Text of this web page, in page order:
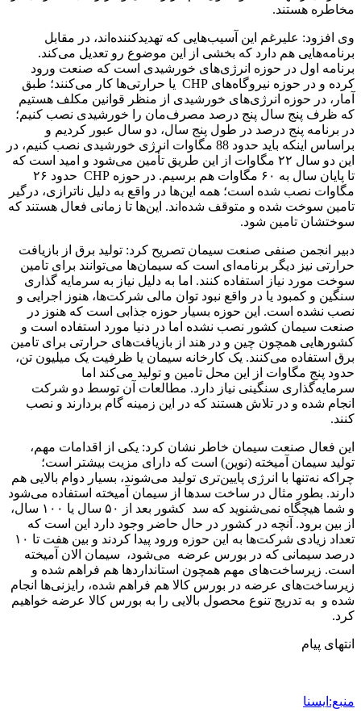
مخاطره هستند.
وی افزود: علیرغم این آسیب‌هایی که تهدیدکننده‌اند، در مقابل
برنامه‌هایی هم دارد که بخشی از این موضوع رو تعدیل می‌کند.
برنامه اول در حوزه انرژی‌های خورشیدی است که صنعت ورود
کرده و در حوزه نیروگاه‌های CHP یا حرارتی‌ها کار می‌کنند؛ طبق
آمار، در حوزه انرژی‌های خورشیدی از منظر قوانین مکلف هستیم
که ظرف پنج سال پنج درصد مصرف‌مان را خورشیدی نصب کنیم؛
در برنامه پنج درصد در طول پنج سال، دو سال عبور کردیم و
براساس اینکه باید حدود 88 مگاوات انرژی خورشیدی نصب کنیم، در
این دو سال ٢٢ مگاوات از این طریق تأمین می‌شود و امید است که
تا پایان سال به ۶٠ مگاوات هم برسیم. در حوزه CHP حدود ٢۶
مگاوات نصب شده است؛ همه این‌ها در واقع به دلیل ناترازی، درگیر
تامین سوخت شده و متوقف شده‌اند. این‌ها تا زمانی فعال هستند که
سوختشان تامین شود.
دبیر انجمن صنفی صنعت سیمان تصریح کرد: تولید برق از بازیافت
حرارتی نیز دیگر برنامه‌ای است که سیمان‌ها می‌توانند برای تامین
سوخت مورد نیاز استفاده کنند. اما به دلیل نیاز به سرمایه گذاری
سنگین و کمبود یا در واقع نبود توان مالی شرکت‌ها، هنوز اجرایی و
نصب نشده است. این حوزه بسیار حوزه جذابی است که هنوز در
صنعت سیمان کشور نصب نشده اما در دنیا مورد استفاده است و
کشورهایی همچون چین و در هند از بازیافت‌های حرارتی برای تامین
برق استفاده می‌کنند. یک کارخانه سیمان یا ظرفیت یک میلیون تن،
حدود پنج مگاوات از این محل تامین و تولید می‌کند اما
سرمایه‌گذاری سنگینی نیاز دارد. مطالعات آن توسط دو شرکت
انجام شده و در تلاش هستند که در این زمینه گام بردارند و نصب
کنند.
این فعال صنعت سیمان خاطر نشان کرد: یکی از اقدامات مهم،
تولید سیمان آمیخته (نوین) است که دارای مزیت بیشتر است؛
چراکه نه‌تنها با انرژی پایین‌تری تولید می‌شوند، بسیار دوام بالایی هم
دارند. بطور مثال در ساخت سدها از سیمان آمیخته استفاده می‌شود
و شما هیچگاه نمی‌شنوید که سد کشور بعد از ۵۰ سال یا ۱۰۰ سال،
از بین برود. آنچه در کشور در حال حاضر وجود دارد این است که
تعداد زیادی شرکت‌ها به این حوزه ورود پیدا کردند و بین هفت تا ۱۰
درصد سیمانی که در بورس عرضه می‌شود، سیمان الان آمیخته
است. زیرساخت‌های مهم همچون استانداردها هم فراهم شده و
زیرساخت‌های عرضه در بورس کالا هم فراهم شده، رایزنی‌ها انجام
شده و به تدریج تنوع محصول بالایی را به بورس کالا عرضه خواهیم
کرد.
انتهای پیام
منبع:ایسنا